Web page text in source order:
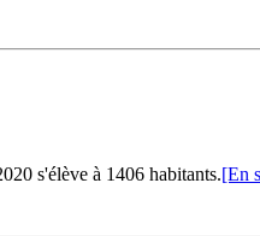
s'élève à 1406 habitants.[En